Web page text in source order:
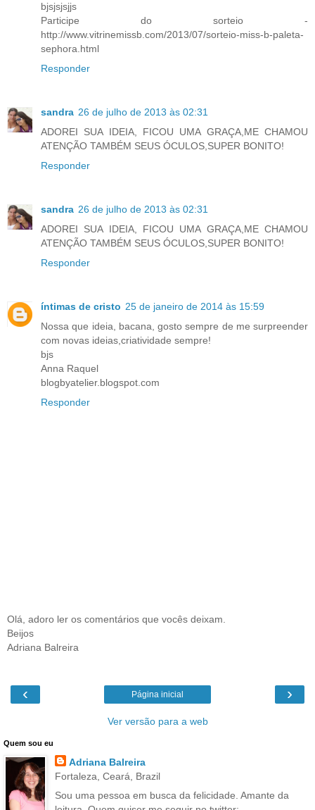
bjsjsjsjjs
Participe do sorteio -
http://www.vitrinemissb.com/2013/07/sorteio-miss-b-paleta-
sephora.html
Responder
sandra 26 de julho de 2013 às 02:31
ADOREI SUA IDEIA, FICOU UMA GRAÇA,ME CHAMOU
ATENÇÃO TAMBÉM SEUS ÓCULOS,SUPER BONITO!
Responder
sandra 26 de julho de 2013 às 02:31
ADOREI SUA IDEIA, FICOU UMA GRAÇA,ME CHAMOU
ATENÇÃO TAMBÉM SEUS ÓCULOS,SUPER BONITO!
Responder
íntimas de cristo 25 de janeiro de 2014 às 15:59
Nossa que ideia, bacana, gosto sempre de me surpreender
com novas ideias,criatividade sempre!
bjs
Anna Raquel
blogbyatelier.blogspot.com
Responder
Olá, adoro ler os comentários que vocês deixam.
Beijos
Adriana Balreira
‹ ›
Página inicial
Ver versão para a web
Quem sou eu
Adriana Balreira
Fortaleza, Ceará, Brazil
Sou uma pessoa em busca da felicidade. Amante da